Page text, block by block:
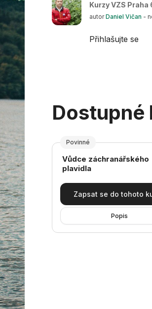
Kurzy VZS Praha
autorDaniel Vičan -
Přihlašujte se
Dostupné
Povinné
Název kurzu
Vůdce záchranářského
plavidla
Zapsat se do tohoto
Popis